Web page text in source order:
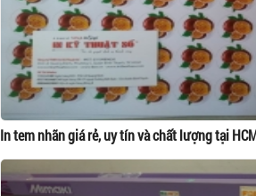
In tem nhãn giá rẻ, uy tín và chất lượng tại